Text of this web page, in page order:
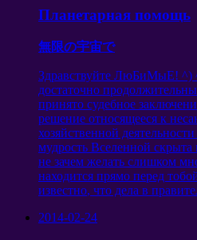
Планетарная помощь
無限の宇宙で
Здравствуйте ЛюБиМыЕ! ^)
достаточно
принято судебное
решение относящееся к
хозяйственной
мудрость Вселенной
не зачем желать слишком
находится прямо перед
известно, что дела в
2014-02-24